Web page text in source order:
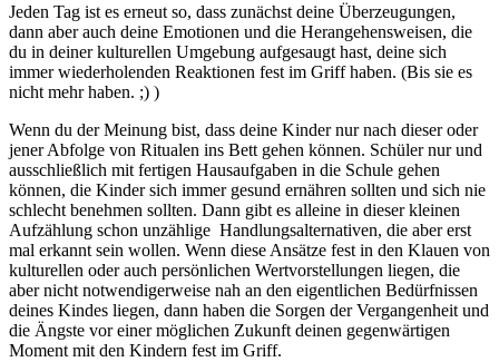
Jeden Tag ist es erneut so, dass zunächst deine Überzeugungen,
dann aber auch deine Emotionen und die Herangehensweisen, die
du in deiner kulturellen Umgebung aufgesaugt hast, deine sich
immer wiederholenden Reaktionen fest im Griff haben. (Bis sie es
nicht mehr haben. ;) )
Wenn du der Meinung bist, dass deine Kinder nur nach dieser oder
jener Abfolge von Ritualen ins Bett gehen können. Schüler nur und
ausschließlich mit fertigen Hausaufgaben in die Schule gehen
können, die Kinder sich immer gesund ernähren sollten und sich nie
schlecht benehmen sollten. Dann gibt es alleine in dieser kleinen
Aufzählung schon unzählige Handlungsalternativen, die aber erst
mal erkannt sein wollen. Wenn diese Ansätze fest in den Klauen von
kulturellen oder auch persönlichen Wertvorstellungen liegen, die
aber nicht notwendigerweise nah an den eigentlichen Bedürfnissen
deines Kindes liegen, dann haben die Sorgen der Vergangenheit und
die Ängste vor einer möglichen Zukunft deinen gegenwärtigen
Moment mit den Kindern fest im Griff.